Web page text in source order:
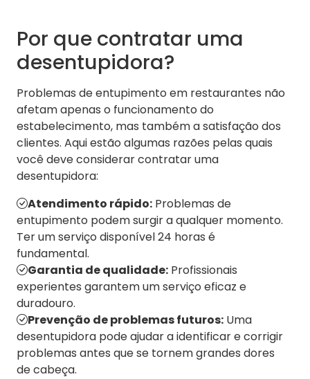
Por que contratar uma
desentupidora?
Problemas de entupimento em restaurantes não
afetam apenas o funcionamento do
estabelecimento, mas também a satisfação dos
clientes. Aqui estão algumas razões pelas quais
você deve considerar contratar uma
desentupidora:
Atendimento rápido: Problemas de
entupimento podem surgir a qualquer momento.
Ter um serviço disponível 24 horas é
fundamental.
Garantia de qualidade: Profissionais
experientes garantem um serviço eficaz e
duradouro.
Prevenção de problemas futuros: Uma
desentupidora pode ajudar a identificar e corrigir
problemas antes que se tornem grandes dores
de cabeça.